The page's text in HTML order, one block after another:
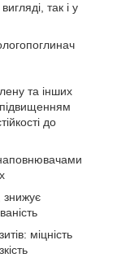
так і у
та інших
підвищенням
до
знижує
міцність